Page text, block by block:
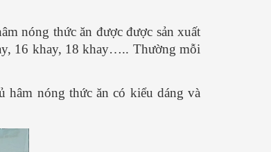
nóng thức ăn được được sản xuất
16 khay, 18 khay….. Thường mỗi
hâm nóng thức ăn có kiểu dáng và